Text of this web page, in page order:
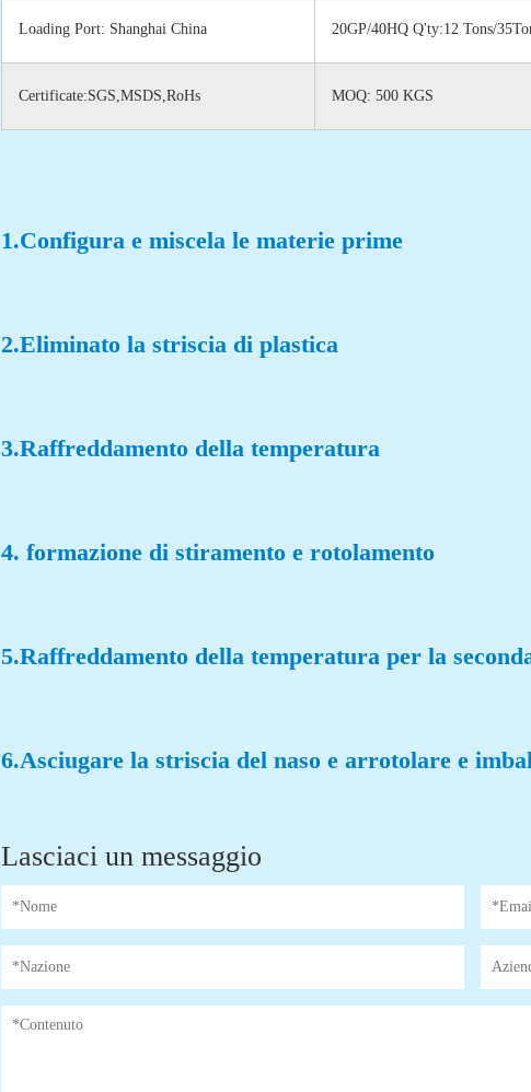
Loading Port: Shanghai China 20GP/40HQ Q'ty:12 Tons/
Certificate:SGS,MSDS,RoHs MOQ: 500 KGS
1.Configura e miscela le materie prime
2.Eliminato la striscia di plastica
3.Raffreddamento della temperatura
4. formazione di stiramento e rotolamento
5.Raffreddamento della temperatura per la
6.Asciugare la striscia del naso e arrotolare e
Lasciaci un messaggio